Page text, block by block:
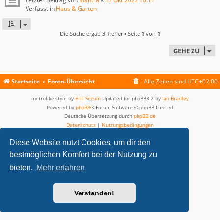
Diese Website nutzt Cookies, um dir den
bestmöglichen Komfort bei der Nutzung zu
bieten. Mehr erfahren
Verstanden!
Verfasst in Haus & Garten
Die Suche ergab 3 Treffer • Seite 1 von 1
GEHE ZU
Startseite Foren-Übersicht Alle Zeiten sind UTC+02:00
metrolike style by Eric Seguin Updated for phpBB3.2 by Ian Bradley
Powered by phpBB® Forum Software © phpBB Limited
Deutsche Übersetzung durch phpBB.de
Datenschutz | Nutzungsbedingungen